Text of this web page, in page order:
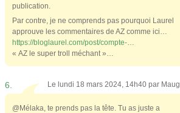
publication.
Par contre, je ne comprends pas pourquoi Laurel
approuve les commentaires de AZ comme ici…
https://bloglaurel.com/post/compte-…
« AZ le super troll méchant »…
6. Le lundi 18 mars 2024, 14h40 par Maug
@Mélaka, te prends pas la tête. Tu as juste a